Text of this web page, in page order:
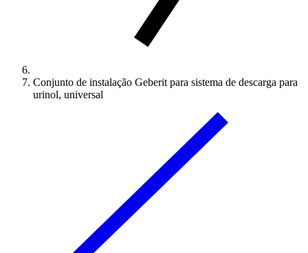
Conjunto de instalação Geberit para sistema de descarga para
urinol, universal